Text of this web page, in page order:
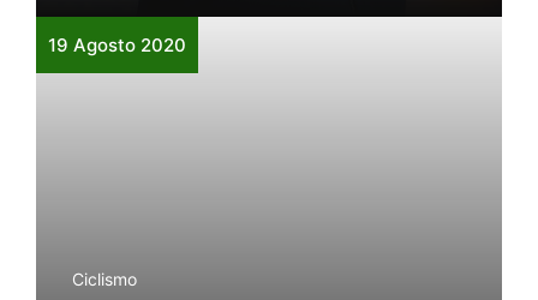
19 Agosto 2020
Ciclismo